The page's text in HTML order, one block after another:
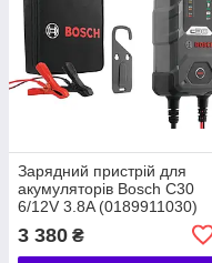
Зарядний пристрій для
акумуляторів Bosch C30
6/12V 3.8A (0189911030)
3 380 ₴